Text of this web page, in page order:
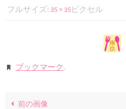
フルサイズ: 35 × 35ピクセル
ブックマーク .
前の画像